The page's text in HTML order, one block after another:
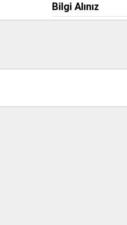
Bilgi Alınız